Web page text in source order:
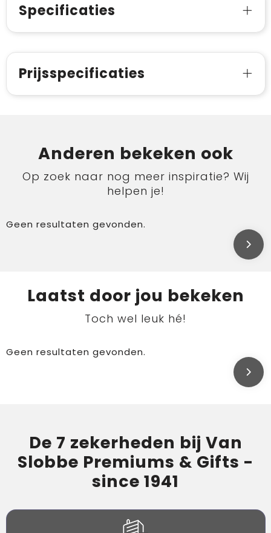
Specificaties
Prijsspecificaties
Anderen bekeken ook
Op zoek naar nog meer inspiratie? Wij
helpen je!
Geen resultaten gevonden.
Laatst door jou bekeken
Toch wel leuk hé!
Geen resultaten gevonden.
De 7 zekerheden bij Van
Slobbe Premiums & Gifts -
since 1941